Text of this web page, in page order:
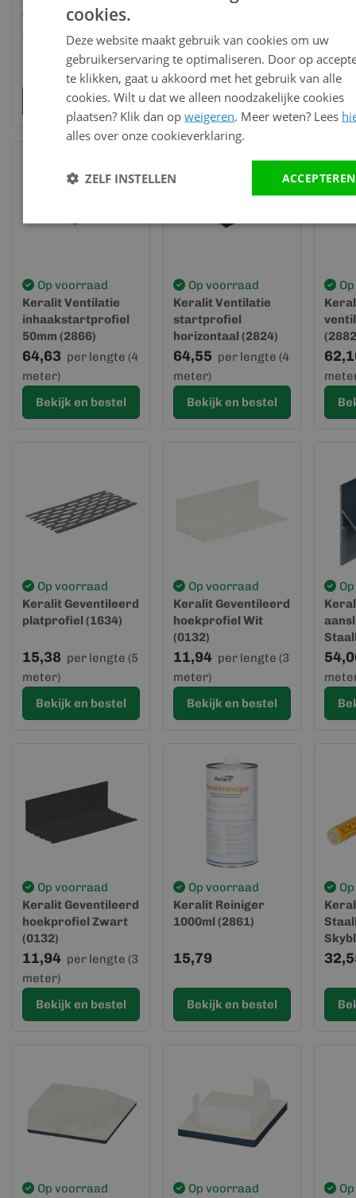
Ventilatieprofiel
Staalblauw RAL
5011 (gevel) -
Keralit (2849)
per lengte (6
Bekijk en bestel
verticaal (2826)
82,12 per lengte (4
meter)
Bekijk en bestel
Op voorraad
Keralit Ventilatie
inhaakstartprofiel
50mm (2866)
64,63 per lengte (4
meter)
Bekijk en bestel
Op voorraad
Keralit Ventilatie
startprofiel
horizontaal (2824)
64,55 per lengte (4
meter)
Bekijk en bestel
Op voorraad
Keralit Geventileerd
platprofiel (1634)
15,38 per lengte (5
meter)
Bekijk en bestel
Op voorraad
Keralit Geventileerd
hoekprofiel Wit
(0132)
11,94 per lengte (3
meter)
Bekijk en bestel
5011
Op voorraad
Keralit Geventileerd
hoekprofiel Zwart
(0132)
11,94 per lengte (3
meter)
Bekijk en bestel
Op voorraad
Keralit Reiniger
1000ml (2861)
15,79
Bekijk en bestel
Op voorraad
Op voorraad
cookies.
Deze website maakt gebruik van cookies om uw
gebruikerservaring te optimaliseren. Door op
te klikken, gaat u akkoord met het gebruik van alle
cookies. Wilt u dat we alleen noodzakelijke cookies
plaatsen? Klik dan opweigeren. Meer weten? Lees
alles over onze cookieverklaring.
ACCEPTEREN
ZELF INSTELLEN